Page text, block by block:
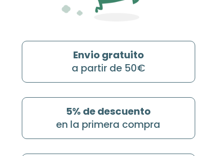
Envio gratuito
a partir de 50€
5% de descuento
en la primera compra